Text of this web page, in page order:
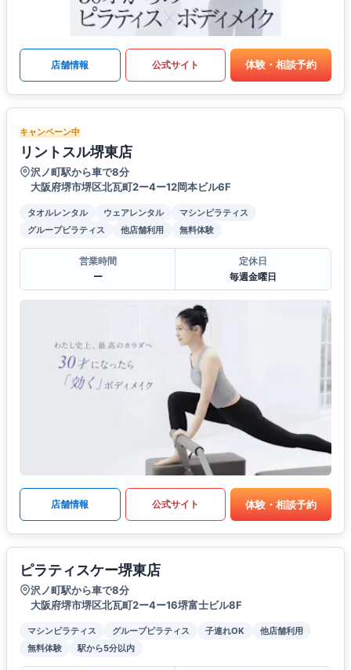
店舗情報 公式サイト 体験・相談予約
キャンペーン中
リントスル堺東店
沢ノ町駅から車で8分
大阪府堺市堺区北瓦町2ー4ー12岡本ビル6F
タオルレンタル ウェアレンタル
マシンピラティス
グループピラティス
他店舗利用 無料体験
営業時間
ー
定休日
毎週金曜日
店舗情報 公式サイト 体験・相談予約
ピラティスケー堺東店
沢ノ町駅から車で8分
大阪府堺市堺区北瓦町2ー4ー16堺富士ビル8F
マシンピラティス グループピラティス 子連れOK
他店舗利用
無料体験
駅から5分以内